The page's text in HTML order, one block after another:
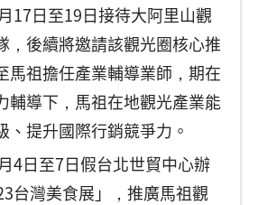
17日至19日接待大阿里山觀
，後續將邀請該觀光圈核心推
馬祖擔任產業輔導業師，期在
輔導下，馬祖在地觀光產業能
、提升國際行銷競爭力。
4日至7日假台北世貿中心辦
台灣美食展」，推廣馬祖觀